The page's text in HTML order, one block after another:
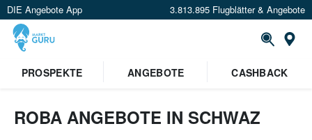
DIE Angebote App 3.813.895 Flugblätter & Angebote
PROSPEKTE
ANGEBOTE CASHBACK
ROBA ANGEBOTE IN SCHWAZ